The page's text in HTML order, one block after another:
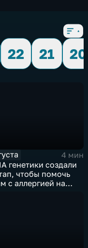
22 21
20
4 мин
генетики создали
чтобы помочь
с аллергией на